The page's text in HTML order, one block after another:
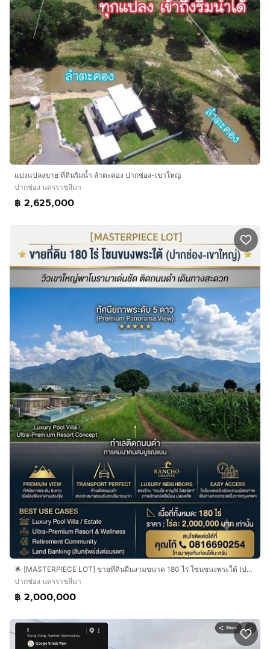
แบ่งแปลงขาย ที่ดินริมน้ำ ลำตะคอง ปากช่อง-เขาใหญ่
ปากช่อง นครราชสีมา
฿ 2,625,000
🌟 [MASTERPIECE LOT] ขายที่ดินผืนงามขนาด 180 ไร่ โซนขนงพระใต้ (ปากช่อง-เขาใหญ่) วิวเขาใหญ่พาโนรามาเด่นชัด ติดถนนดำ เดินทางสะดวก 🌟
ปากช่อง นครราชสีมา
฿ 2,000,000